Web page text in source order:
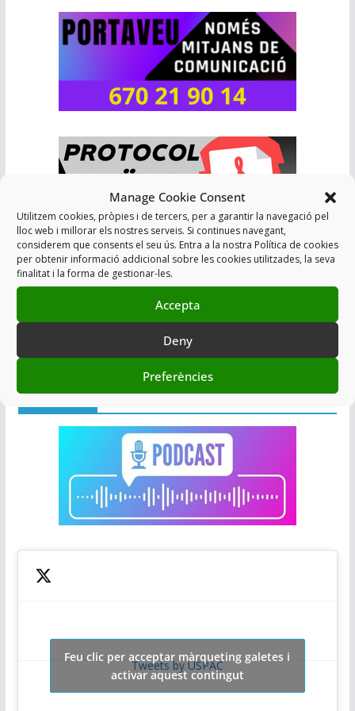
Manage Cookie Consent
Utilitzem cookies, pròpies i de tercers, per a garantir la navegació pel
lloc web i millorar els nostres serveis. Si continues navegant,
considerem que consents el seu ús. Entra a la nostra Política de cookies
per obtenir informació addicional sobre les cookies utilitzades, la seva
finalitat i la forma de gestionar-les.
Accepta
Deny
Preferències
Tweets by USPAC
Feu clic per acceptar màrqueting galetes i
activar aquest contingut